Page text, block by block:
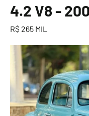
4.2 V8 -
R$ 265 MIL